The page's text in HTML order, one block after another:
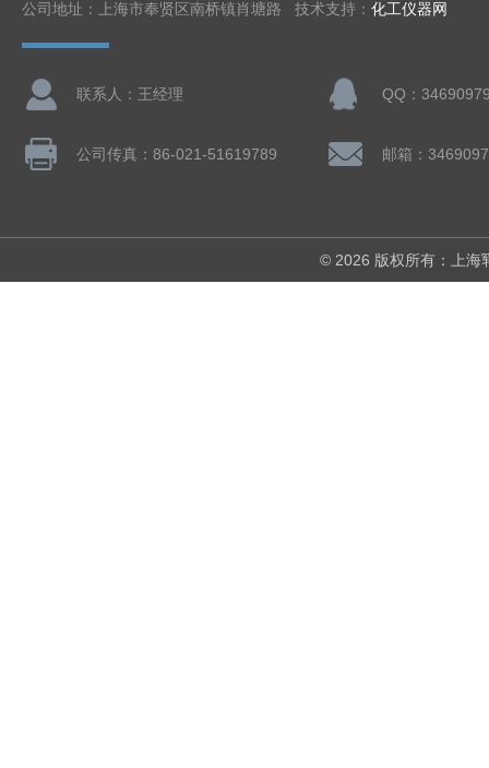
公司地址：上海市奉贤区南桥镇肖塘路 技术支持： 化工仪器网
联系人：王经理 QQ：
公司传真：86-021-51619789 邮箱：
© 2026 版权所有：上